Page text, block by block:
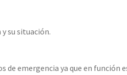
su situación.
emergencia ya que en función